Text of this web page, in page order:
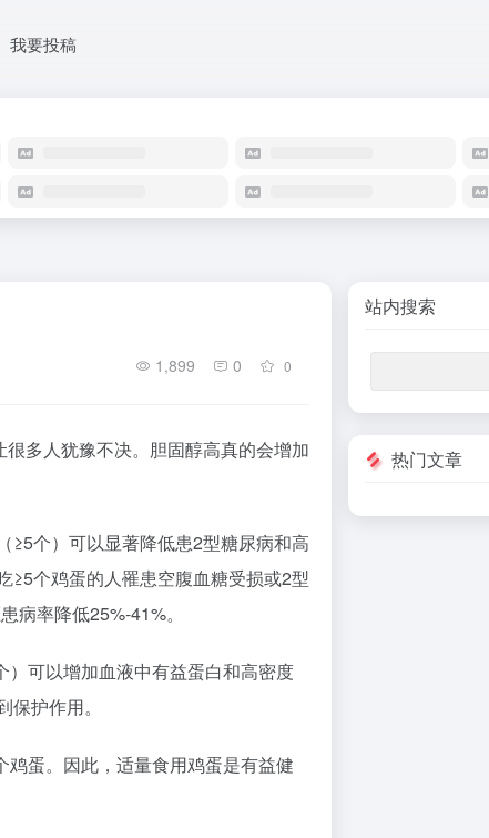
我要投稿
1,899 0 0
多人犹豫不决。胆固醇高真的会增加
≥5个）可以显著降低患2型糖尿病和高
≥5个鸡蛋的人罹患空腹血糖受损或2型
病率降低25%-41%。
可以增加血液中有益蛋白和高密度
护作用。
鸡蛋。因此，适量食用鸡蛋是有益健
站内搜索
热门文章